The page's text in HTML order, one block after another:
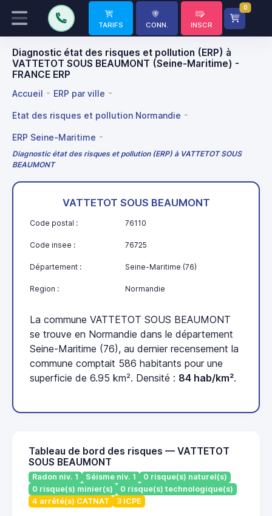
TARIFS CONN. INSCR
0
Diagnostic état des risques et pollution (ERP) à
VATTETOT SOUS BEAUMONT (Seine-Maritime) -
FRANCE ERP
Accueil ERP par ville
Etat des risques et pollution Normandie
ERP Seine-Maritime
Diagnostic état des risques et pollution (ERP) à VATTETOT SOUS
BEAUMONT
VATTETOT SOUS BEAUMONT
Code postal : 76110
Code insee : 76725
Département : Seine-Maritime (76)
Region : Normandie
La commune VATTETOT SOUS BEAUMONT
se trouve en Normandie dans le département
Seine-Maritime (76), au dernier recensement la
commune comptait 586 habitants pour une
superficie de 6.95 km². Densité : 84 hab/km².
Tableau de bord des risques — VATTETOT
SOUS BEAUMONT
Radon niv. 1 Séisme niv. 1
0 risque(s) naturel(s)
0 risque(s) minier(s)
0 risque(s) technologique(s)
4 arrêté(s) CATNAT
3 ICPE